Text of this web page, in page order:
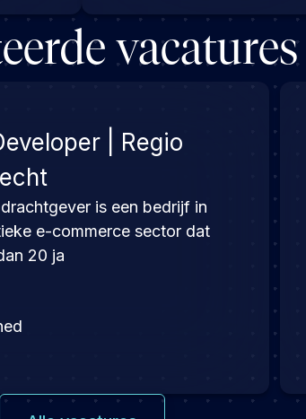
vacatures
| Regio
is een bedrijf in
e-commerce sector dat
20 ja